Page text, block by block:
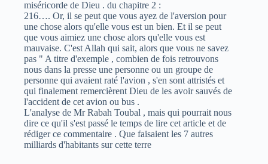
miséricorde de Dieu . du chapitre 2 :
216…. Or, il se peut que vous ayez de l'aversion pour
une chose alors qu'elle vous est un bien. Et il se peut
que vous aimiez une chose alors qu'elle vous est
mauvaise. C'est Allah qui sait, alors que vous ne savez
pas " A titre d'exemple , combien de fois retrouvons
nous dans la presse une personne ou un groupe de
personne qui avaient raté l'avion , s'en sont attristés et
qui finalement remercièrent Dieu de les avoir sauvés de
l'accident de cet avion ou bus .
L'analyse de Mr Rabah Toubal , mais qui pourrait nous
dire ce qu'il s'est passé le temps de lire cet article et de
rédiger ce commentaire . Que faisaient les 7 autres
milliards d'habitants sur cette terre